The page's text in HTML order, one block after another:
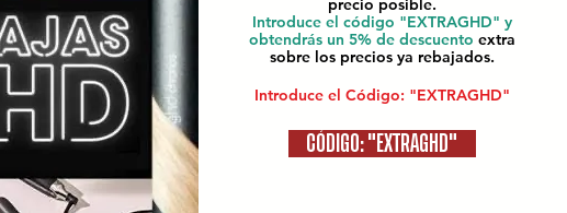
precio posible.
Introduce el código "EXTRAGHD" y
obtendrás un 5% de descuento extra
sobre los precios ya rebajados.
Introduce el Código: "EXTRAGHD"
CÓDIGO: "EXTRAGHD"